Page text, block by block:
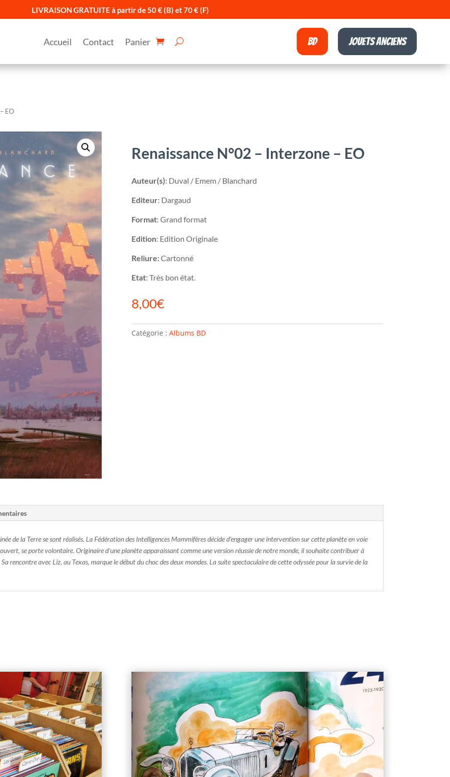
LIVRAISON GRATUITE à partir de 50 € (B) et 70 € (F)
Accueil Contact Panier BD Jouets anciens
EO
Renaissance N°02 – Interzone – EO
Auteur(s): Duval / Emem / Blanchard
Editeur: Dargaud
Format: Grand format
Edition: Edition Originale
Reliure:Cartonné
Etat: Très bon état.
8,00€
Catégorie : Albums BD
de la Terre se sont réalisés. La Fédération des Intelligences Mammifères décide d'engager une intervention sur cette planète en voie
se porte volontaire. Originaire d'une planète apparaissant comme une version réussie de notre monde, il souhaite contribuer à
rencontre avec Liz, au Texas, marque le début du choc des deux mondes. La suite spectaculaire de cette odyssée pour la survie de la